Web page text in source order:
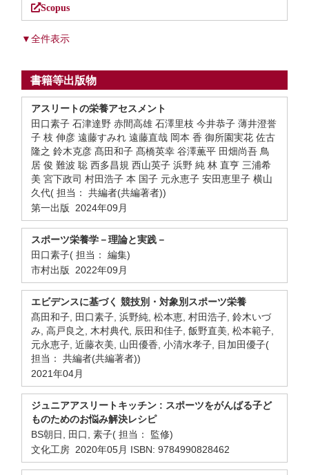
Scopus
▼全件表示
書籍等出版物
アスリートの栄養アセスメント
田口素子 石津達野 赤間高雄 石澤里枝 今井恭子 薄井澄誉
子 枝 伸彦 遠藤すみれ 遠藤直哉 岡本 香 御所園実花 佐古
隆之 鈴木克彦 髙田和子 髙橋英幸 谷澤薫平 田畑尚吾 鳥
居 俊 難波 聡 西多昌規 西山英子 浜野 純 林 直亨 三浦希
美 宮下政司 村田浩子 本 国子 元永恵子 安田恵里子 横山
久代( 担当： 共編者(共編著者))
第一出版 2024年09月
スポーツ栄養学－理論と実践－
田口素子( 担当： 編集)
市村出版 2022年09月
エビデンスに基づく 競技別・対象別スポーツ栄養
髙田和子, 田口素子, 浜野純, 松本恵, 村田浩子, 鈴木いづ
み, 高戸良之, 木村典代, 辰田和佳子, 飯野直美, 松本範子,
元永恵子, 近藤衣美, 山田優香, 小清水孝子, 目加田優子(
担当： 共編者(共編著者))
2021年04月
ジュニアアスリートキッチン : スポーツをがんばる子ど
ものためのお悩み解決レシピ
BS朝日, 田口, 素子( 担当： 監修)
文化工房 2020年05月 ISBN: 9784990828462